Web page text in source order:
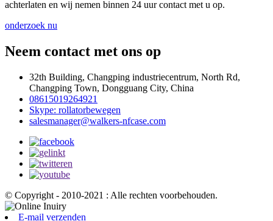
achterlaten en wij nemen binnen 24 uur contact met u op.
onderzoek nu
Neem contact met ons op
32th Building, Changping industriecentrum, North Rd,
Changping Town, Dongguang City, China
08615019264921
Skype: rollatorbewegen
salesmanager@walkers-nfcase.com
© Copyright - 2010-2021 : Alle rechten voorbehouden.
E-mail verzenden